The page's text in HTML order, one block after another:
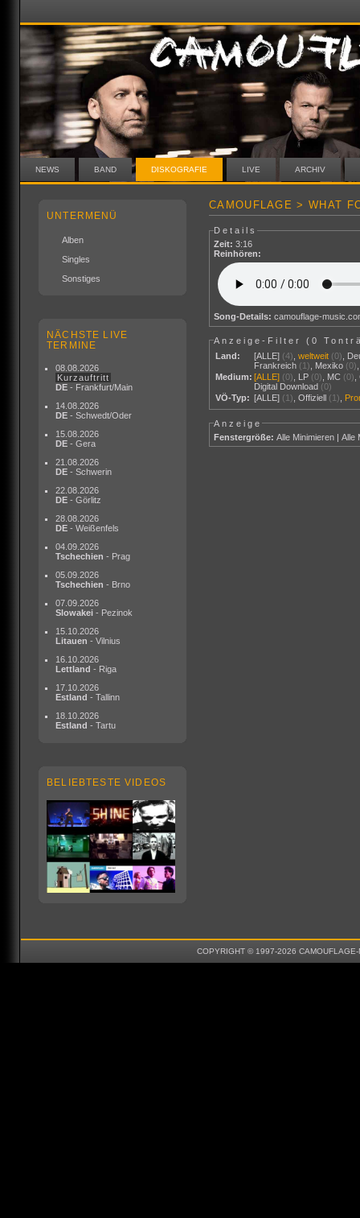
NEWS BAND DISKOGRAFIE LIVE ARCHIV
UNTERMENÜ
Alben
Singles
Sonstiges
NÄCHSTE LIVE
TERMINE
08.08.2026
Kurzauftritt
DE - Frankfurt/Main
14.08.2026
DE - Schwedt/Oder
15.08.2026
DE - Gera
21.08.2026
DE - Schwerin
22.08.2026
DE - Görlitz
28.08.2026
DE - Weißenfels
04.09.2026
Tschechien - Prag
05.09.2026
Tschechien - Brno
07.09.2026
Slowakei - Pezinok
15.10.2026
Litauen - Vilnius
16.10.2026
Lettland - Riga
17.10.2026
Estland - Tallinn
18.10.2026
Estland - Tartu
BELIEBTESTE VIDEOS
CAMOUFLAGE > WHAT
Details
Zeit: 3:16
Reinhören:
Song-Details: camouflage-
Anzeige-Filter (0
Land:
[ALLE] (4) ,weltweit (0)
Frankreich (1) Mexiko (0)
Medium: [ALLE] (0) LP (0) MC (0) ,
Digital Download (0)
VÖ-Typ: [ALLE] (1) ,Offiziell (1)
Anzeige
Fenstergröße: Alle Minimieren |Alle
COPYRIGHT © 1997-2026 CAMOUFLAGE-